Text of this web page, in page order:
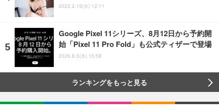
2022.2.15(火) 12:11
Google Pixel 11シリーズ、8月12日から予約開
始「Pixel 11 Pro Fold」も公式ティザーで登場
2026.8.5(水) 15:58
ランキングをもっと見る